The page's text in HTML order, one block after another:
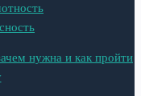
нужна и как пройти